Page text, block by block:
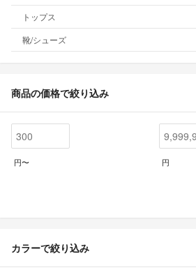
トップス
靴/シューズ
商品の価格で絞り込み
円〜 円
カラーで絞り込み